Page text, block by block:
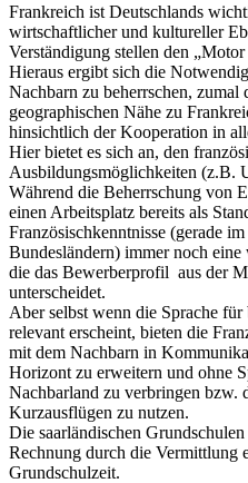
Frankreich ist Deutschlands
wirtschaftlicher und kultureller
Verständigung stellen den
Hieraus ergibt sich die
Nachbarn zu beherrschen, zumal
geographischen Nähe zu
hinsichtlich der Kooperation in
Hier bietet es sich an, den
Ausbildungsmöglichkeiten (z.B.
Während die Beherrschung von
einen Arbeitsplatz bereits als
Französischkenntnisse (gerade
Bundesländern) immer noch
die das Bewerberprofil aus der
unterscheidet.
Aber selbst wenn die Sprache
relevant erscheint, bieten die
mit dem Nachbarn in
Horizont zu erweitern und ohne
Nachbarland zu verbringen bzw.
Kurzausflügen zu nutzen.
Die saarländischen
Rechnung durch die Vermittlung
Grundschulzeit.